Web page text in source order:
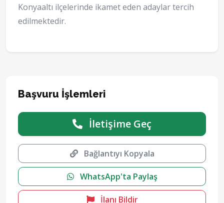
Konyaaltı ilçelerinde ikamet eden adaylar tercih
edilmektedir.
Başvuru İşlemleri
İletişime Geç
Bağlantıyı Kopyala
WhatsApp'ta Paylaş
İlanı Bildir